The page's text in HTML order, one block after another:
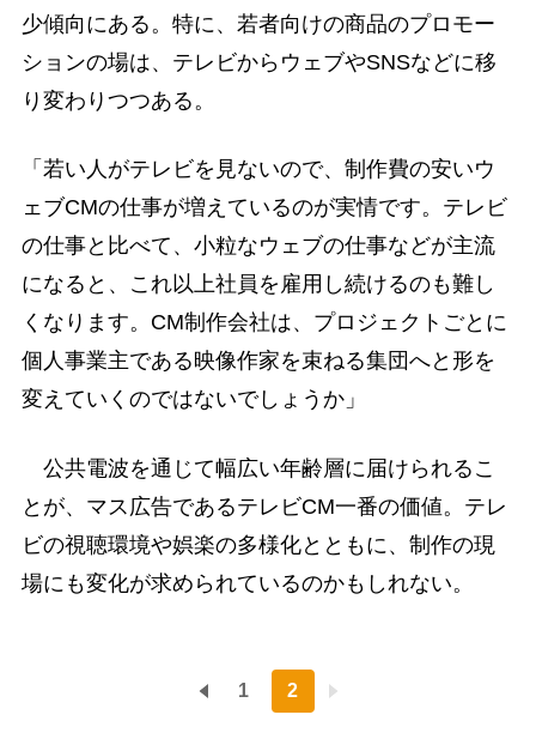
少傾向にある。特に、若者向けの商品のプロモー
ションの場は、テレビからウェブやSNSなどに移
り変わりつつある。
「若い人がテレビを見ないので、制作費の安いウ
ェブCMの仕事が増えているのが実情です。テレビ
の仕事と比べて、小粒なウェブの仕事などが主流
になると、これ以上社員を雇用し続けるのも難し
くなります。CM制作会社は、プロジェクトごとに
個人事業主である映像作家を束ねる集団へと形を
変えていくのではないでしょうか」
公共電波を通じて幅広い年齢層に届けられるこ
とが、マス広告であるテレビCM一番の価値。テレ
ビの視聴環境や娯楽の多様化とともに、制作の現
場にも変化が求められているのかもしれない。
1 2